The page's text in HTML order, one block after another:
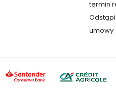
termin
umowy